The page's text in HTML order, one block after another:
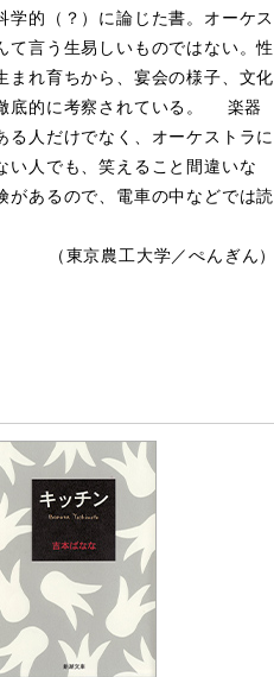
学的（？）に論じた書。オーケス
て言う生易しいものではない。性
まれ育ちから、宴会の様子、文化
底的に考察されている。 楽器
る人だけでなく、オーケストラに
い人でも、笑えること間違いな
があるので、電車の中などでは読
（東京農工大学／ぺんぎん）